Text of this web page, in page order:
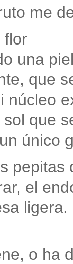
me
flor
una
que
núcleo
que
único
pepitas
el
ligera.
o ha